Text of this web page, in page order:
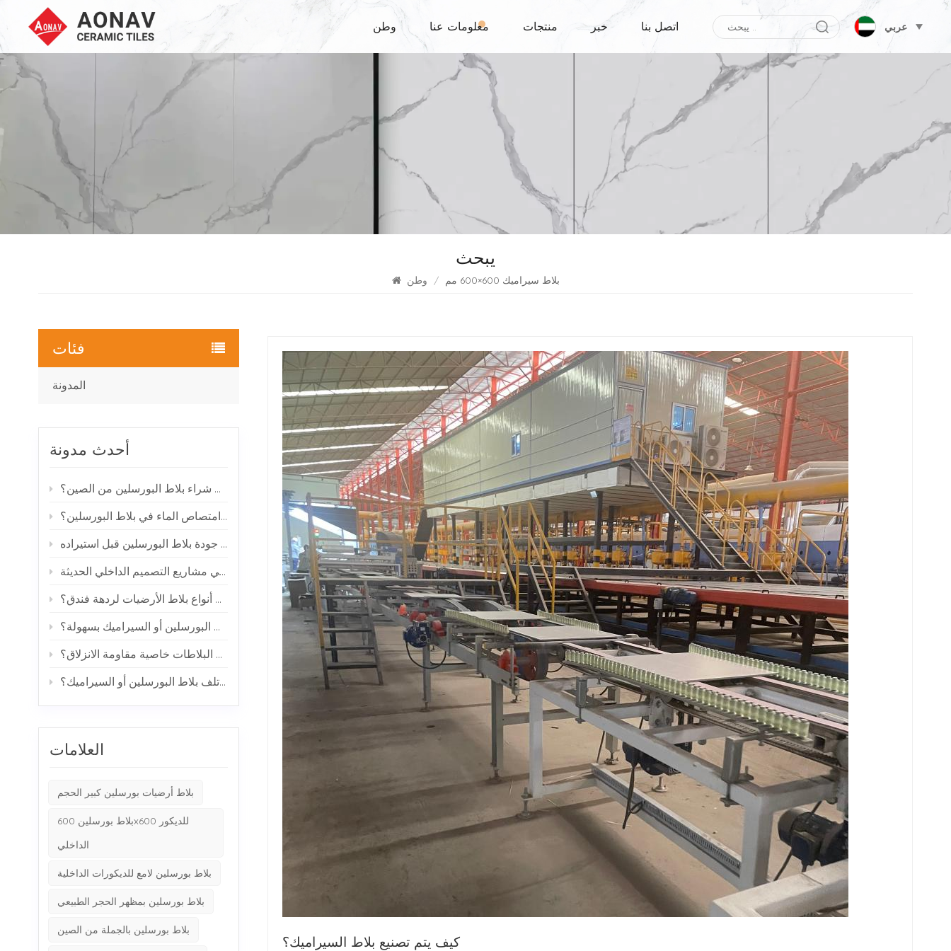
وطن معلومات عنا منتجات خبر اتصل بنا عربي
يبحث
/ بلاط سيراميك 600×600 مم
كيف يتم تصنيع بلاط السيراميك؟
فئات
المدونة
أحدث مدونة
كيف يمكنك شراء بلاط البورسلين من الصين؟
ماذا يعني امتصاص الماء في بلاط البورسلين؟
كيفية فحص جودة بلاط البورسلين قبل استيراده
بلاط البورسلين ذو مظهر الرخام: لماذا يحظى بشعبية في مشاريع التصميم الداخلي الحديثة
ما هي أفضل أنواع بلاط الأرضيات لردهة فندق؟
هل تتشقق بلاطات البورسلين أو السيراميك بسهولة؟
كيف تحقق البلاطات خاصية مقاومة الانزلاق؟
هل يمكن أن يتسبب الماء في تلف بلاط البورسلين أو السيراميك؟
العلامات
بلاط أرضيات بورسلين كبير الحجم
بلاط بورسلين 600x600 للديكور
الداخلي
بلاط بورسلين لامع للديكورات الداخلية
بلاط بورسلين بمظهر الحجر الطبيعي
بلاط بورسلين بالجملة من الصين